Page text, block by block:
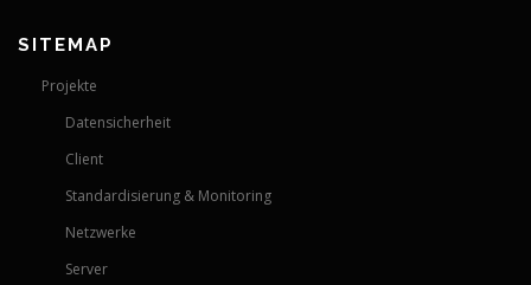
SITEMAP
Projekte
Datensicherheit
Client
Standardisierung & Monitoring
Netzwerke
Server